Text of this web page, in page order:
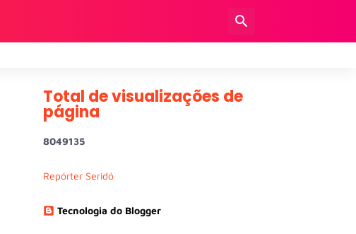
Total de visualizações de
página
8049135
Repórter Seridó
Tecnologia do Blogger